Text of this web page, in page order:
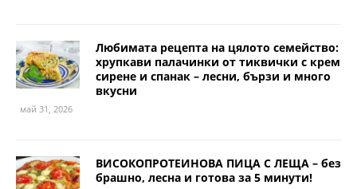
Любимата рецепта на цялото семейство:
хрупкави палачинки от тиквички с крем
сирене и спанак – лесни, бързи и много
вкусни
май 31, 2026
ВИСОКОПРОТЕИНОВА ПИЦА С ЛЕЩА – без
брашно, лесна и готова за 5 минути!